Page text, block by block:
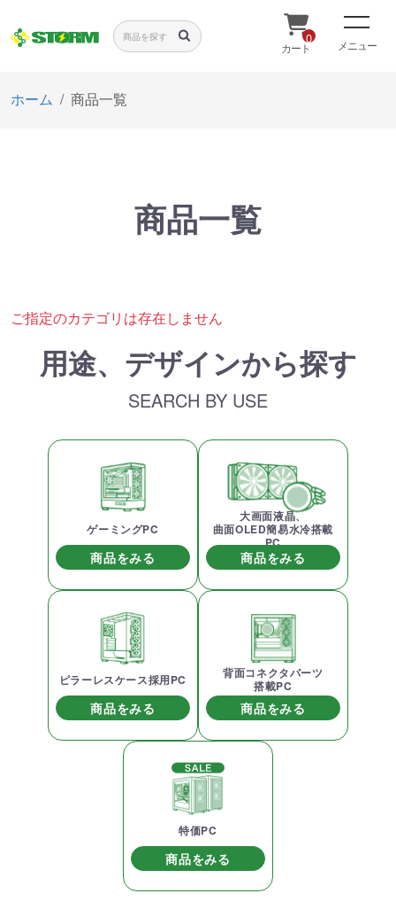
0
カート メニュー
ホーム 商品一覧
商品一覧
ご指定のカテゴリは存在しません
用途、デザインから探す
SEARCH BY USE
ゲーミングPC
商品をみる
大画面液晶、
曲面OLED簡易水冷搭載
PC
商品をみる
ピラーレスケース採用PC
商品をみる
背面コネクタパーツ
搭載PC
商品をみる
特価PC
商品をみる